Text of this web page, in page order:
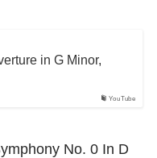
YouTube
in G Minor,
No. 0 In D